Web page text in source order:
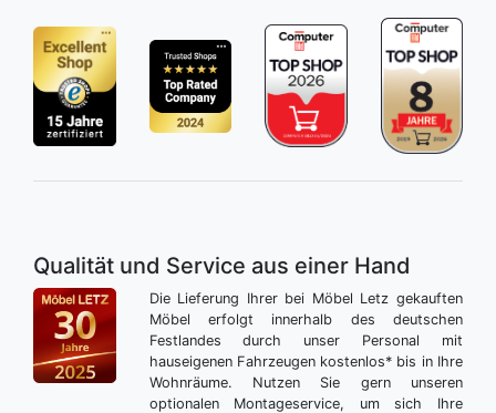
Qualität und Service aus einer Hand
Die Lieferung Ihrer bei Möbel Letz gekauften
Möbel erfolgt innerhalb des deutschen
Festlandes durch unser Personal mit
hauseigenen Fahrzeugen kostenlos* bis in Ihre
Wohnräume. Nutzen Sie gern unseren
optionalen Montageservice, um sich Ihre